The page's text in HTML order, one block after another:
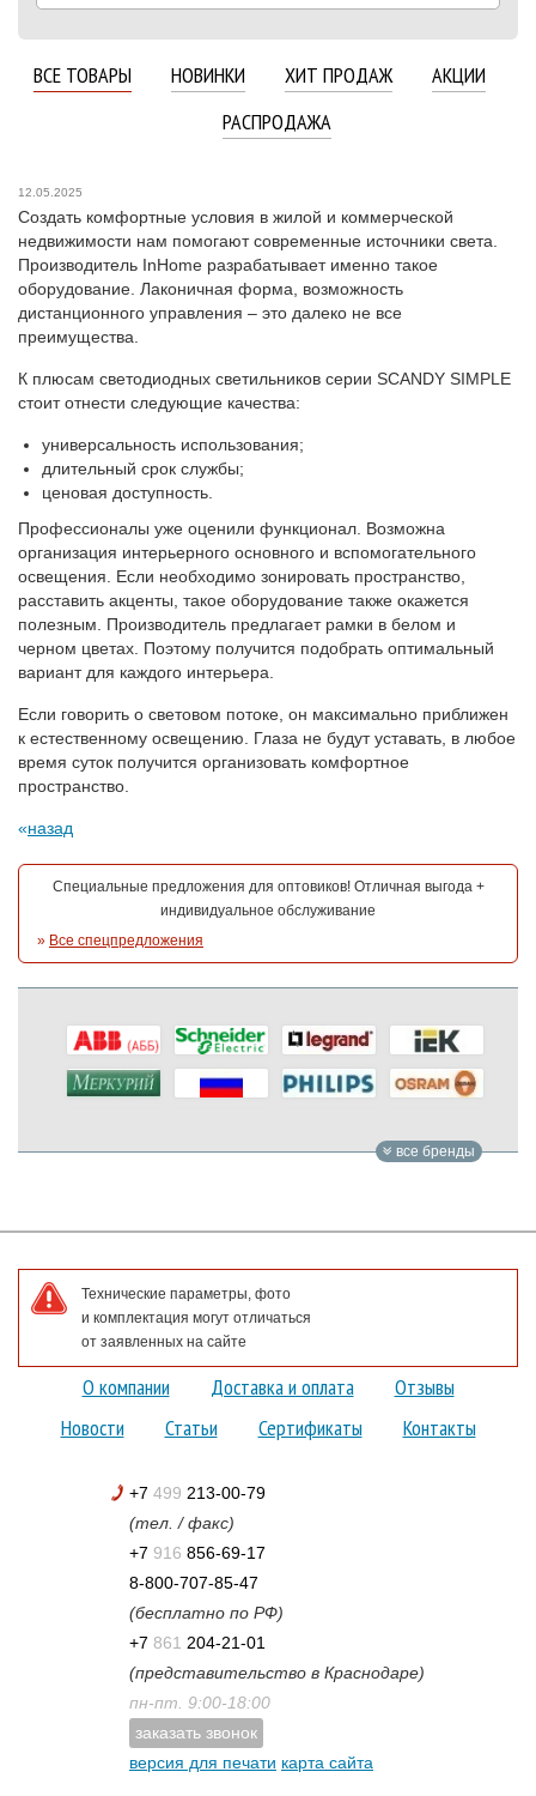
ВСЕ ТОВАРЫ НОВИНКИ ХИТ ПРОДАЖ
АКЦИИ
РАСПРОДАЖА
12.05.2025
Создать комфортные условия в жилой и коммерческой
недвижимости нам помогают современные источники света.
Производитель InHome разрабатывает именно такое
оборудование. Лаконичная форма, возможность
дистанционного управления – это далеко не все
преимущества.
К плюсам светодиодных светильников серии SCANDY SIMPLE
стоит отнести следующие качества:
универсальность использования;
длительный срок службы;
ценовая доступность.
Профессионалы уже оценили функционал. Возможна
организация интерьерного основного и вспомогательного
освещения. Если необходимо зонировать пространство,
расставить акценты, такое оборудование также окажется
полезным. Производитель предлагает рамки в белом и
черном цветах. Поэтому получится подобрать оптимальный
вариант для каждого интерьера.
Если говорить о световом потоке, он максимально приближен
к естественному освещению. Глаза не будут уставать, в любое
время суток получится организовать комфортное
пространство.
назад
Специальные предложения для оптовиков! Отличная выгода +
индивидуальное обслуживание
» Все спецпредложения
все бренды
Технические параметры, фото
и комплектация могут отличаться
от заявленных на сайте
О компании Доставка и оплата
Отзывы
Новости
Статьи Сертификаты Контакты
+7 499 213-00-79
(тел. / факс)
+7 916 856-69-17
8-800-707-85-47
(бесплатно по РФ)
+7 861 204-21-01
(представительство в Краснодаре)
пн-пт. 9:00-18:00
заказать звонок
версия для печати карта сайта